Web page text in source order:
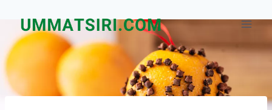
content